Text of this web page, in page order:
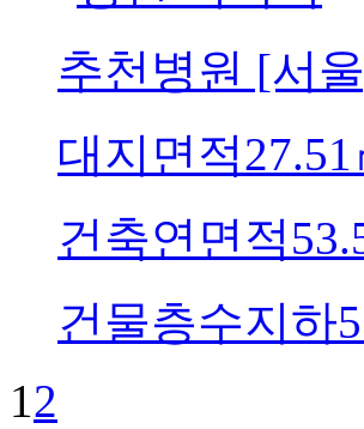
추천병원 [서
대지면적27.51
건축연면적
건물층수지하
12